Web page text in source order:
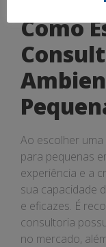
Como
Ao escolher
para pequenas
experiência e a
sua capacidade
e eficazes. É
consultoria
no mercado,